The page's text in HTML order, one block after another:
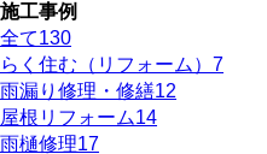
施工事例
全て130
らく住む（リフォーム） 7
雨漏り修理・修繕12
屋根リフォーム14
雨樋修理17